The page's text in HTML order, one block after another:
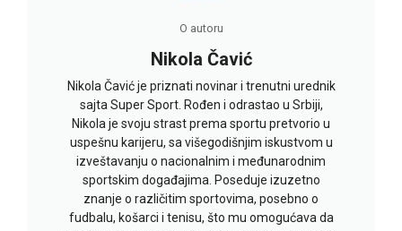
O autoru
Nikola Čavić
Nikola Čavić je priznati novinar i trenutni urednik
sajta Super Sport. Rođen i odrastao u Srbiji,
Nikola je svoju strast prema sportu pretvorio u
uspešnu karijeru, sa višegodišnjim iskustvom u
izveštavanju o nacionalnim i međunarodnim
sportskim događajima. Poseduje izuzetno
znanje o različitim sportovima, posebno o
fudbalu, košarci i tenisu, što mu omogućava da